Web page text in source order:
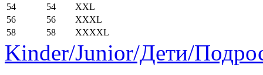
54
54
XXL
56
56
XXXL
58
58 XXXXL
Kinder/Junior/Дети/